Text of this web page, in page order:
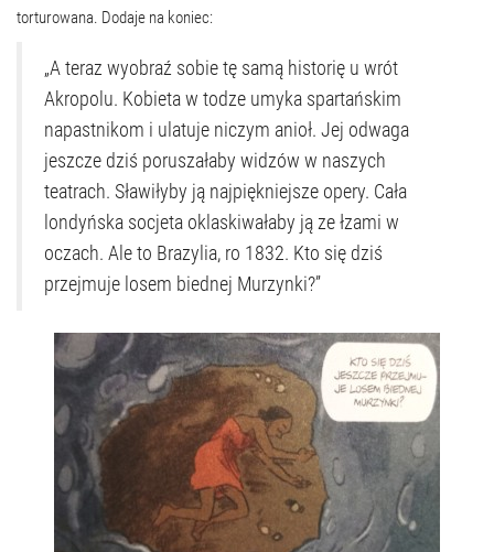
torturowana. Dodaje na koniec:
„A teraz wyobraź sobie tę samą historię u wrót
Akropolu. Kobieta w todze umyka spartańskim
napastnikom i ulatuje niczym anioł. Jej odwaga
jeszcze dziś poruszałaby widzów w naszych
teatrach. Sławiłyby ją najpiękniejsze opery. Cała
londyńska socjeta oklaskiwałaby ją ze łzami w
oczach. Ale to Brazylia, ro 1832. Kto się dziś
przejmuje losem biednej Murzynki?”